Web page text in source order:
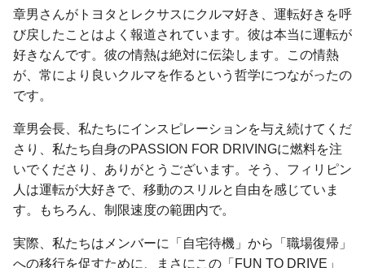
章男さんがトヨタとレクサスにクルマ好き、運転好きを呼
び戻したことはよく報道されています。彼は本当に運転が
好きなんです。彼の情熱は絶対に伝染します。この情熱
が、常により良いクルマを作るという哲学につながったの
です。
章男会長、私たちにインスピレーションを与え続けてくだ
さり、私たち自身のPASSION FOR DRIVINGに燃料を注
いでくださり、ありがとうございます。そう、フィリピン
人は運転が大好きで、移動のスリルと自由を感じていま
す。もちろん、制限速度の範囲内で。
実際、私たちはメンバーに「自宅待機」から「職場復帰」
への移行を促すために、まさにこの「FUN TO DRIVE」